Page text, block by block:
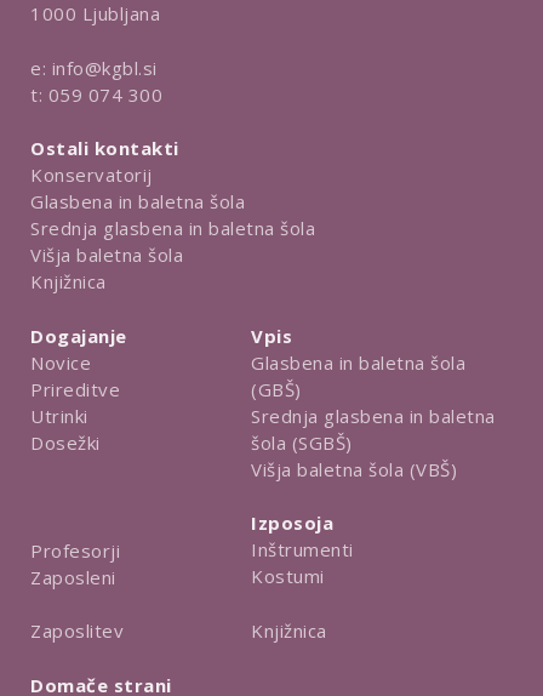
1000 Ljubljana
e: info@kgbl.si
t: 059 074 300
Ostali kontakti
Konservatorij
Glasbena in baletna šola
Srednja glasbena in baletna šola
Višja baletna šola
Knjižnica
Dogajanje
Novice
Prireditve
Utrinki
Dosežki
Profesorji
Zaposleni
Zaposlitev
Vpis
Glasbena in baletna šola
(GBŠ)
Srednja glasbena in baletna
šola (SGBŠ)
Višja baletna šola (VBŠ)
Izposoja
Inštrumenti
Kostumi
Knjižnica
Domače strani